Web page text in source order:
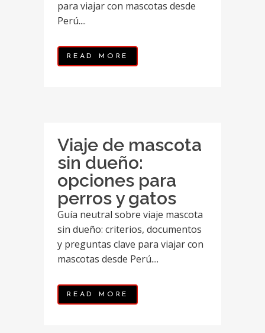
para viajar con mascotas desde
Perú....
READ MORE
Viaje de mascota
sin dueño:
opciones para
perros y gatos
Guía neutral sobre viaje mascota
sin dueño: criterios, documentos
y preguntas clave para viajar con
mascotas desde Perú....
READ MORE